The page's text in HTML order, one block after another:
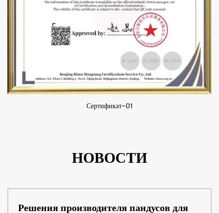
Сертификат-01
НОВОСТИ
Решения производителя пандусов для